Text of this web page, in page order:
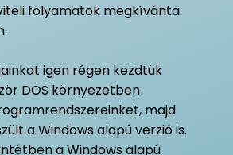
folyamatok megkívánta
igen régen kezdtük
DOS környezetben
majd
a Windows alapú verzió is.
a Windows alapú